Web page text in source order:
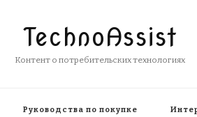
TechnoAssist
Контент о потребительских технологиях
Руководства по покупке